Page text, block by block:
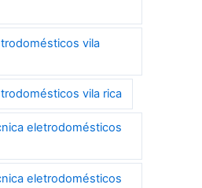
vila
vila rica
eletrodomésticos
eletrodomésticos